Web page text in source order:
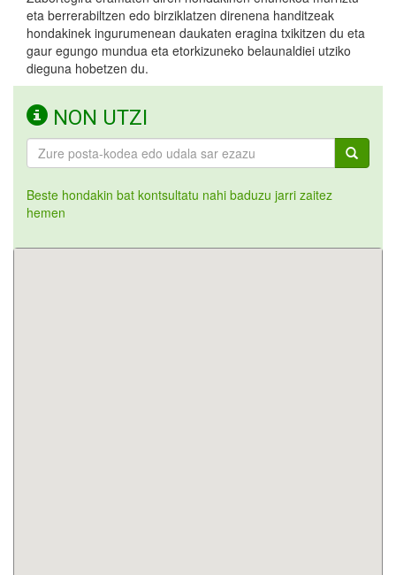
eta berrerabiltzen edo birziklatzen direnena handitzeak
hondakinek ingurumenean daukaten eragina txikitzen du eta
gaur egungo mundua eta etorkizuneko belaunaldiei utziko
dieguna hobetzen du.
NON UTZI
Beste hondakin bat kontsultatu nahi baduzu jarri zaitez
hemen